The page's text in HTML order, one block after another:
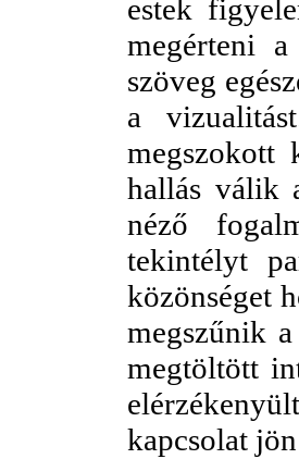
estek
megérteni
szöveg
a
megszokott
hallás válik
néző
tekintélyt
közönséget
megszűnik
megtöltött
kapcsolat